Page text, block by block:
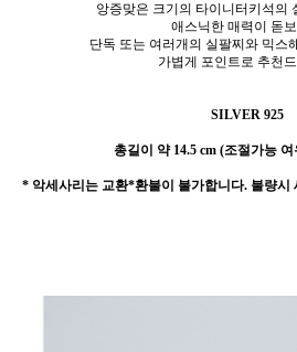
앙증맞은 크기의 타이니터키석의
애스닉한 매력이 돋
단독 또는 여러개의 실팔찌와 믹스
가볍게 포인트로 추천
SILVER 925
총길이 약 14.5 cm (조절가능
* 악세사리는 교환*환불이 불가합니다. 불량시